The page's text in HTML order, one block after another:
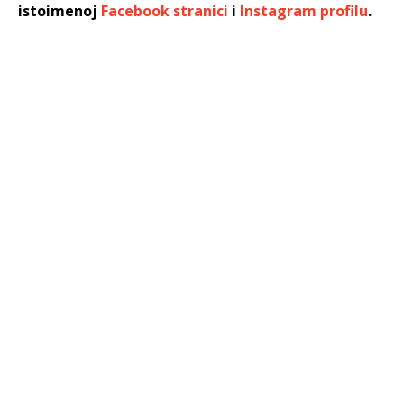
istoimenoj Facebook stranici i Instagram profilu.